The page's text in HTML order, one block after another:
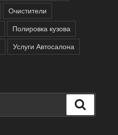
Очистители
Полировка кузова
Услуги Автосалона